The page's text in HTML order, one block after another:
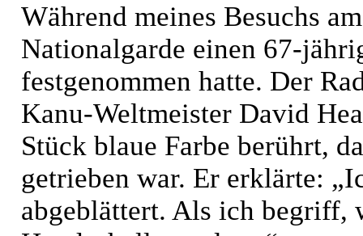
Während meines Besuchs
Nationalgarde einen 67-
festgenommen hatte. Der
Kanu-Weltmeister David
Stück blaue Farbe berührt,
getrieben war. Er erklärte:
abgeblättert. Als ich begriff,